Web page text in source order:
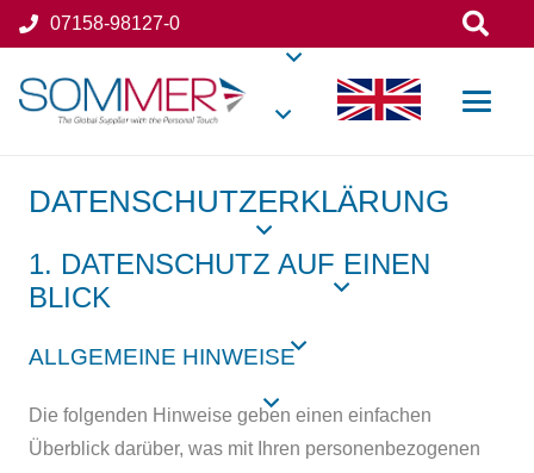
07158-98127-0
DATENSCHUTZ­ERKLÄRUNG
1. DATENSCHUTZ AUF EINEN
BLICK
ALLGEMEINE HINWEISE
Die folgenden Hinweise geben einen einfachen
Überblick darüber, was mit Ihren personenbezogenen